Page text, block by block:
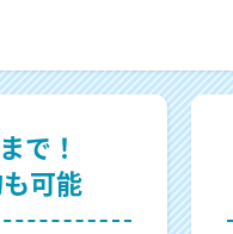
で！
可能